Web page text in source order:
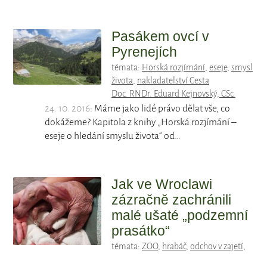
Pasákem ovcí v
Pyrenejích
témata: Horská rozjímání, eseje, smysl
života, nakladatelství Cesta
Doc. RNDr. Eduard Kejnovský, CSc.
24. 10. 2016: Máme jako lidé právo dělat vše, co
dokážeme? Kapitola z knihy „Horská rozjímání –
eseje o hledání smyslu života“ od…
Jak ve Wroclawi
zázračně zachránili
malé ušaté „podzemní
prasátko“
témata: ZOO, hrabáč, odchov v zajetí,